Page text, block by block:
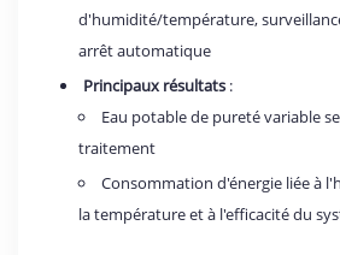
d'humidité/température,
arrêt automatique
Principaux résultats :
Eau potable de pureté variable
traitement
Consommation d'énergie liée à
la température et à l'efficacité du